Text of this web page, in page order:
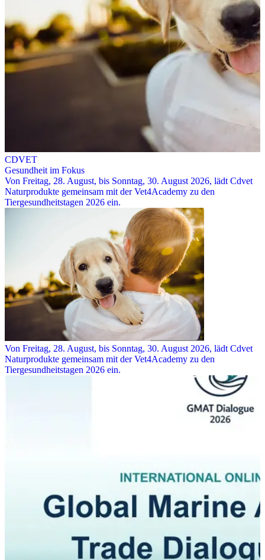
CDVET
Gesundheit im Fokus
Von Freitag, 28. August, bis Sonntag, 30. August 2026, lädt Cdvet
Naturprodukte gemeinsam mit der Vet4Academy zu den
Tiergesundheitstagen 2026 ein.
Von Freitag, 28. August, bis Sonntag, 30. August 2026, lädt Cdvet
Naturprodukte gemeinsam mit der Vet4Academy zu den
Tiergesundheitstagen 2026 ein.